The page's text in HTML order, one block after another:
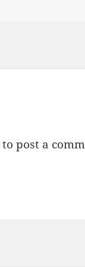
to post a